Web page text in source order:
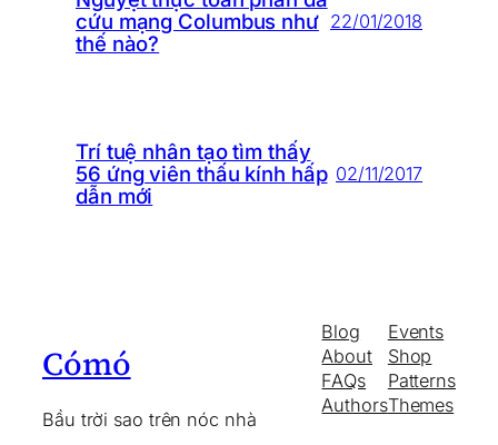
cứu mạng Columbus như
thế nào?
22/01/2018
Trí tuệ nhân tạo tìm thấy
56 ứng viên thấu kính hấp
dẫn mới
02/11/2017
Cómó
Bầu trời sao trên nóc nhà
Blog
About
FAQs
Authors
Events
Shop
Patterns
Themes